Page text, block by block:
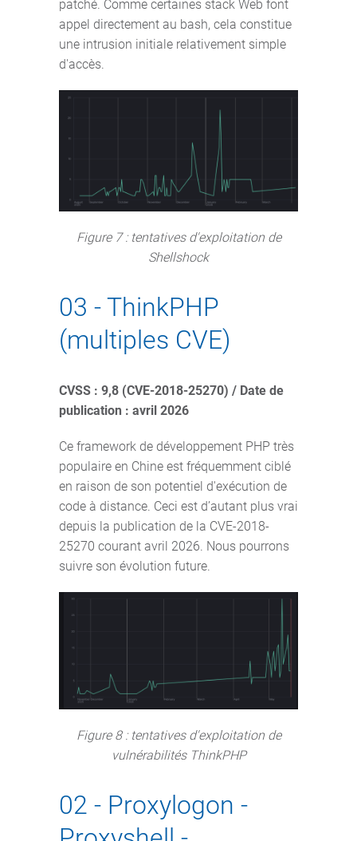
patché. Comme certaines stack Web font
appel directement au bash, cela constitue
une intrusion initiale relativement simple
d'accès.
Figure 7 : tentatives d'exploitation de
Shellshock
03 - ThinkPHP
(multiples CVE)
CVSS : 9,8 (CVE-2018-25270) / Date de
publication : avril 2026
Ce framework de développement PHP très
populaire en Chine est fréquemment ciblé
en raison de son potentiel d'exécution de
code à distance. Ceci est d’autant plus vrai
depuis la publication de la CVE-2018-
25270 courant avril 2026. Nous pourrons
suivre son évolution future.
Figure 8 : tentatives d'exploitation de
vulnérabilités ThinkPHP
02 - Proxylogon -